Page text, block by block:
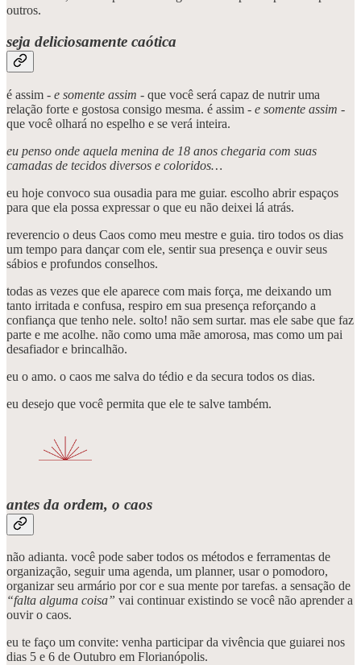
outros.
seja deliciosamente caótica
é assim - e somente assim - que você será capaz de nutrir uma
relação forte e gostosa consigo mesma. é assim - e somente assim -
que você olhará no espelho e se verá inteira.
eu penso onde aquela menina de 18 anos chegaria com suas
camadas de tecidos diversos e coloridos…
eu hoje convoco sua ousadia para me guiar. escolho abrir espaços
para que ela possa expressar o que eu não deixei lá atrás.
reverencio o deus Caos como meu mestre e guia. tiro todos os dias
um tempo para dançar com ele, sentir sua presença e ouvir seus
sábios e profundos conselhos.
todas as vezes que ele aparece com mais força, me deixando um
tanto irritada e confusa, respiro em sua presença reforçando a
confiança que tenho nele. solto! não sem surtar. mas ele sabe que faz
parte e me acolhe. não como uma mãe amorosa, mas como um pai
desafiador e brincalhão.
eu o amo. o caos me salva do tédio e da secura todos os dias.
eu desejo que você permita que ele te salve também.
antes da ordem, o caos
não adianta. você pode saber todos os métodos e ferramentas de
organização, seguir uma agenda, um planner, usar o pomodoro,
organizar seu armário por cor e sua mente por tarefas. a sensação de
“falta alguma coisa” vai continuar existindo se você não aprender a
ouvir o caos.
eu te faço um convite: venha participar da vivência que guiarei nos
dias 5 e 6 de Outubro em Florianópolis.